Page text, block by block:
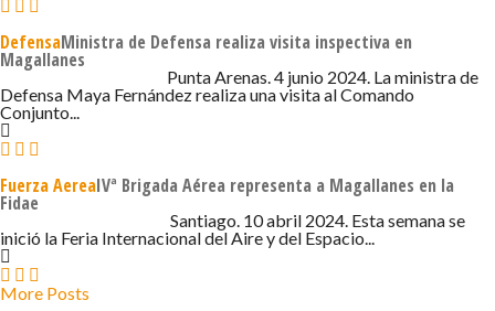
DefensaMinistra de Defensa realiza visita inspectiva en
Magallanes
4 DE JUNIO DE 2024 - 7:31
Punta Arenas. 4 junio 2024. La ministra de
Defensa Maya Fernández realiza una visita al Comando
Conjunto...
Fuerza AereaIVª Brigada Aérea representa a Magallanes en la
Fidae
Santiago. 10 abril 2024. Esta semana se
inició la Feria Internacional del Aire y del Espacio...
More Posts